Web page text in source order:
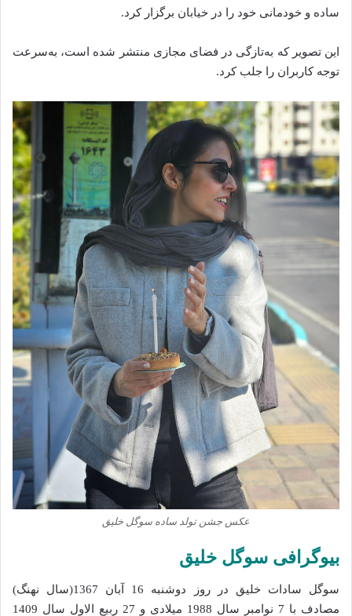
ساده و خودمانی خود را در خیابان برگزار کرد.
این تصویر که به‌تازگی در فضای مجازی منتشر شده‌ است، به‌سرعت
توجه کاربران را جلب کرد.
عکس جشن تولد ساده سوگل خلیق
بیوگرافی سوگل خلیق
سوگل سادات خلیق در روز دوشنبه 16 آبان 1367(سال نهنگ)
مصادف با 7 نوامبر سال 1988 میلادی و 27 ربیع الاول سال 1409